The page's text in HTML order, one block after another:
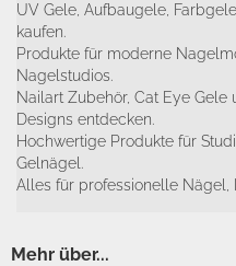
UV Gele, Aufbaugele,
kaufen.
Produkte für moderne
Nagelstudios.
Nailart Zubehör, Cat Eye Gele
Designs entdecken.
Hochwertige Produkte für
Gelnägel.
Alles für professionelle Nägel,
Mehr über...